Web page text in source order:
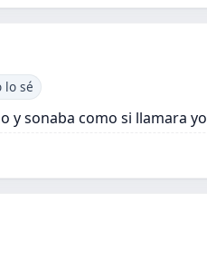
lo sé
y sonaba como si llamara yo